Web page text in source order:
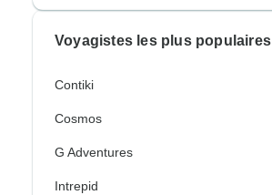
Voyagistes les plus populaires
Contiki
Cosmos
G Adventures
Intrepid